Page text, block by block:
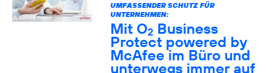
UMFASSENDER SCHUTZ FÜR
UNTERNEHMEN:
Mit O2 Business
Protect powered by
McAfee im Büro und
unterwegs immer auf